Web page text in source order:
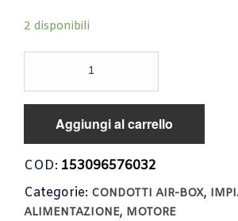
2 disponibili
YAMAHA
R1
2009-
2014
/
DUCT
R1
Aggiungi al carrello
COD: 153096576032
Categorie: CONDOTTI AIR-BOX,
ALIMENTAZIONE, MOTORE